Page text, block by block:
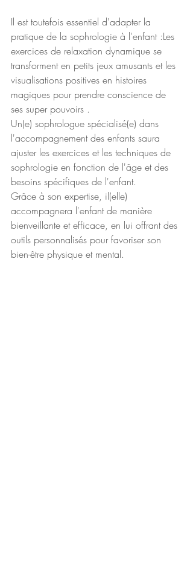
Il est toutefois essentiel d'adapter la
pratique de la sophrologie à l'enfant :Les
exercices de relaxation dynamique se
transforment en petits jeux amusants et les
visualisations positives en histoires
magiques pour prendre conscience de
ses super pouvoirs .
Un(e) sophrologue spécialisé(e) dans
l'accompagnement des enfants saura
ajuster les exercices et les techniques de
sophrologie en fonction de l'âge et des
besoins spécifiques de l'enfant.
Grâce à son expertise, il(elle)
accompagnera l'enfant de manière
bienveillante et efficace, en lui offrant des
outils personnalisés pour favoriser son
bien-être physique et mental.